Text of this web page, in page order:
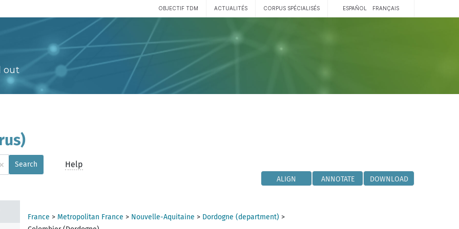
OBJECTIF TDM ACTUALITÉS CORPUS SPÉCIALISÉS ESPAÑOL FRANÇAIS
out
× Search Help
ALIGN ANNOTATE DOWNLOAD
France > Metropolitan France > Nouvelle-Aquitaine > Dordogne (department) >